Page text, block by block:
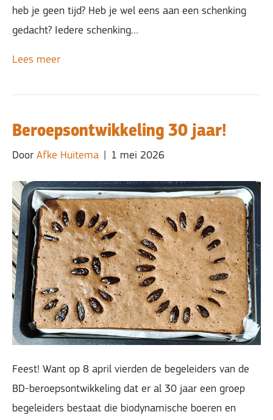
heb je geen tijd? Heb je wel eens aan een schenking
gedacht? Iedere schenking…
Lees meer
Beroepsontwikkeling 30 jaar!
Door Afke Huitema 1 mei 2026
Feest! Want op 8 april vierden de begeleiders van de
BD-beroepsontwikkeling dat er al 30 jaar een groep
begeleiders bestaat die biodynamische boeren en